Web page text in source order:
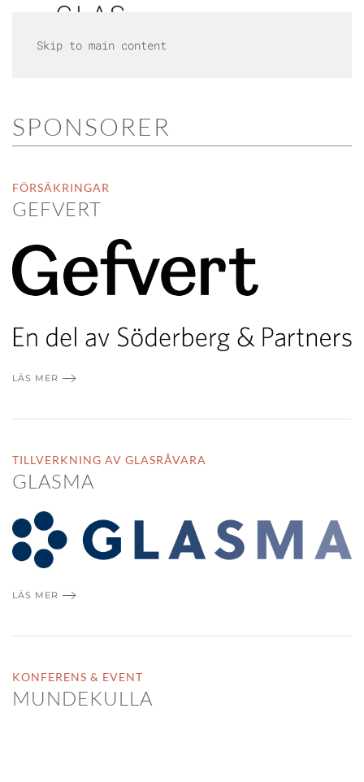
Skip to main content
SPONSORER
FÖRSÄKRINGAR
GEFVERT
LÄS MER
TILLVERKNING AV GLASRÅVARA
GLASMA
LÄS MER
KONFERENS & EVENT
MUNDEKULLA